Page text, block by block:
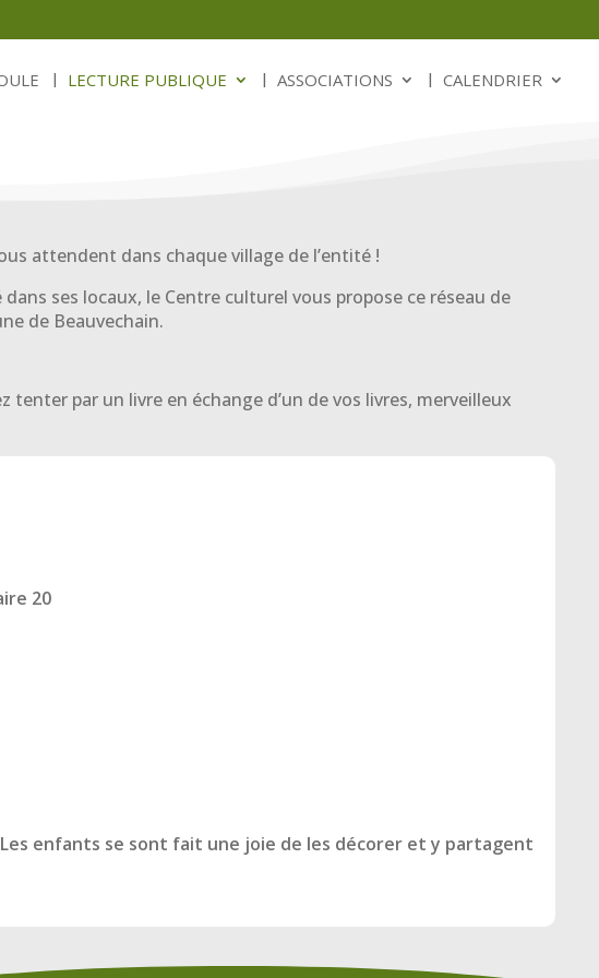
LECTURE PUBLIQUE ASSOCIATIONS CALENDRIER
attendent dans chaque village de l’entité !
ses locaux, le Centre culturel vous propose ce réseau de
de Beauvechain.
tenter par un livre en échange d’un de vos livres, merveilleux
20
enfants se sont fait une joie de les décorer et y partagent